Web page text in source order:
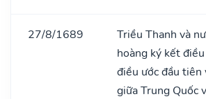
27/8/1689
Triều Thanh và
hoàng ký kết
điều ước đầu tiên
giữa Trung Quốc